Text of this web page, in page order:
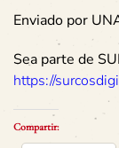
Enviado por
Sea parte de
https://
Compartir: